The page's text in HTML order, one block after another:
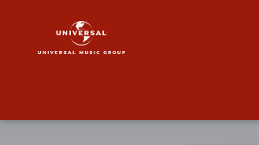
Musik
gut